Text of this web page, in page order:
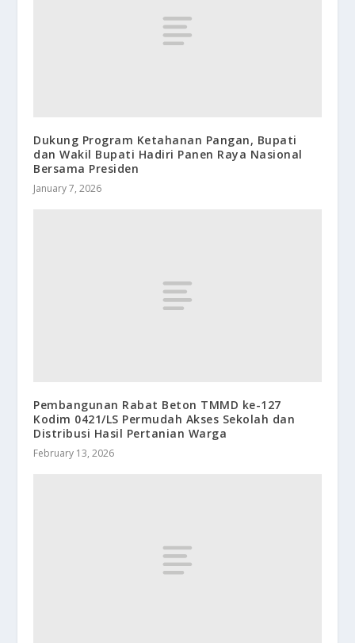
Dukung Program Ketahanan Pangan, Bupati
dan Wakil Bupati Hadiri Panen Raya Nasional
Bersama Presiden
January 7, 2026
Pembangunan Rabat Beton TMMD ke-127
Kodim 0421/LS Permudah Akses Sekolah dan
Distribusi Hasil Pertanian Warga
February 13, 2026